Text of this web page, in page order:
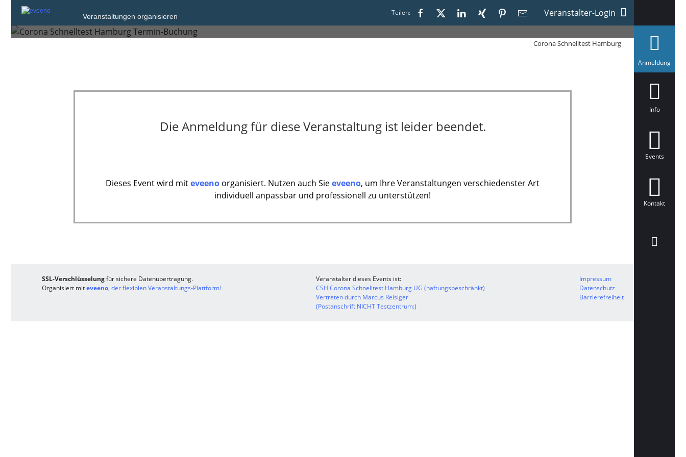
Veranstaltungen organisieren Teilen: Veranstalter-Login
Montag, 20. Dez. 2021 von 09:00 bis 18:00
Corona Schnelltest Hamburg
Anmeldunga
Info
Events
Kontakt
Die Anmeldung für diese Veranstaltung ist leider beendet.
Dieses Event wird miteveeno organisiert. Nutzen auch Sieeveeno, um Ihre Veranstaltungen verschiedenster Art
individuell anpassbar und professionell zu unterstützen!
SSL-Verschlüsselungfür sichere Datenübertragung.
Organisiert miteveeno, der flexiblen Veranstaltungs-Plattform!
Veranstalter dieses Events ist:
CSH Corona Schnelltest Hamburg UG (haftungsbeschränkt)
Vertreten durch Marcus Reisiger
(Postanschrift NICHT Testzentrum:)
Impressum
Datenschutz
Barrierefreiheit